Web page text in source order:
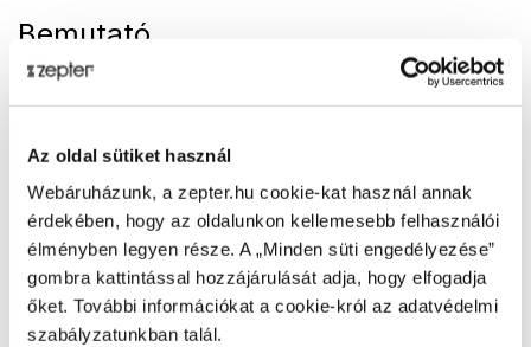
Az oldal sütiket használ
Webáruházunk, a zepter.hu cookie-kat használ annak
érdekében, hogy az oldalunkon kellemesebb felhasználói
élményben legyen része. A „Minden süti engedélyezése”
gombra kattintással hozzájárulását adja, hogy elfogadja
őket. További információkat a cookie-król az adatvédelmi
szabályzatunkban talál.
Bemutató
Gyertyánkat az Absolument parfüméria tervezte.
Különleges üvegben szállítjuk, amely 3 kanócot
illatosított gyertyák csodálatos ajándékok, amelyek
bármilyen helyiséget képesek feldobni parfümös
varázsukkal. Kifinomult, friss illatuk már a
meggyújtásuk előtt is átjárja a szoba levegőjét és
elkápráztatja az érzékeket.
Technikai adatok